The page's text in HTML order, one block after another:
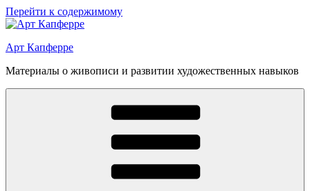
Перейти к содержимому
Арт Капферре
Материалы о живописи и развитии художественных навыков